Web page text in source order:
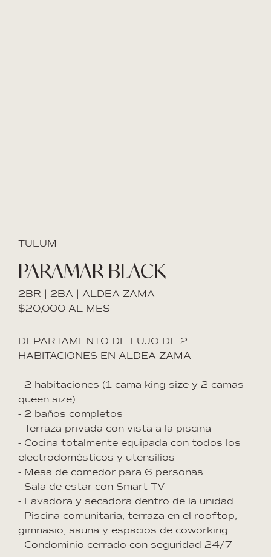
TULUM
PARAMAR BLACK
2BR | 2BA | ALDEA ZAMA
$20,000 AL MES
DEPARTAMENTO DE LUJO DE 2
HABITACIONES EN ALDEA ZAMA
- 2 habitaciones (1 cama king size y 2 camas
queen size)
- 2 baños completos
- Terraza privada con vista a la piscina
- Cocina totalmente equipada con todos los
electrodomésticos y utensilios
- Mesa de comedor para 6 personas
- Sala de estar con Smart TV
- Lavadora y secadora dentro de la unidad
- Piscina comunitaria, terraza en el rooftop,
gimnasio, sauna y espacios de coworking
- Condominio cerrado con seguridad 24/7